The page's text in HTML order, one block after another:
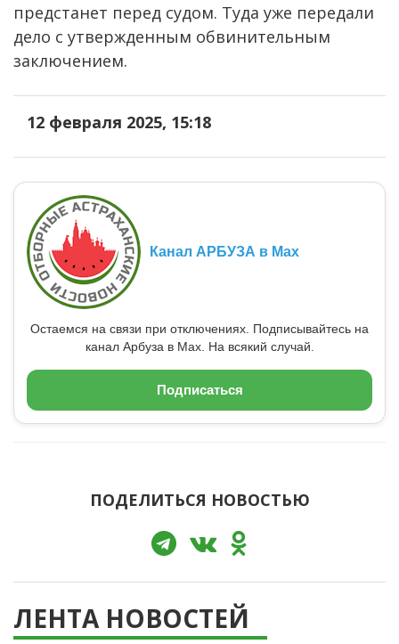
предстанет перед судом. Туда уже передали
дело с утвержденным обвинительным
заключением.
12 февраля 2025, 15:18
Канал АРБУЗА в Max
Остаемся на связи при отключениях. Подписывайтесь на
канал Арбуза в Max. На всякий случай.
Подписаться
ПОДЕЛИТЬСЯ НОВОСТЬЮ
ЛЕНТА НОВОСТЕЙ